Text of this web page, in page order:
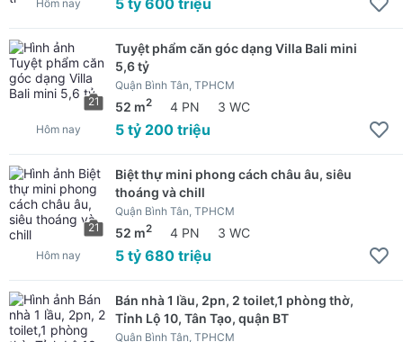
Hôm nay
21
Tuyệt phẩm căn góc dạng Villa Bali mini
5,6 tỷ
Quận Bình Tân, TPHCM
52 m2 4 PN 3 WC
5 tỷ 200 triệu
Hôm nay
21
Biệt thự mini phong cách châu âu, siêu
thoáng và chill
Quận Bình Tân, TPHCM
52 m2 4 PN 3 WC
5 tỷ 680 triệu
Hôm nay
Bán nhà 1 lầu, 2pn, 2 toilet,1 phòng thờ,
Tỉnh Lộ 10, Tân Tạo, quận BT
Quận Bình Tân, TPHCM